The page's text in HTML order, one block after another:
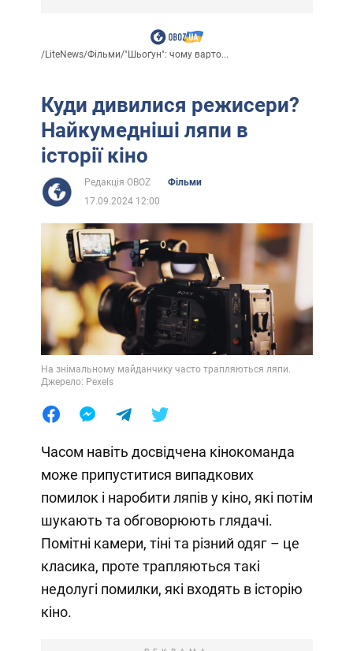
/LiteNews/Фільми/"Шьоґун": чому варто...
Куди дивилися режисери?
Найкумедніші ляпи в
історії кіно
Редакція OBOZ
Фільми
17.09.2024 12:00
На знімальному майданчику часто трапляються ляпи.
Джерело: Pexels
Часом навіть досвідчена кінокоманда
може припуститися випадкових
помилок і наробити ляпів у кіно, які потім
шукають та обговорюють глядачі.
Помітні камери, тіні та різний одяг – це
класика, проте трапляються такі
недолугі помилки, які входять в історію
кіно.